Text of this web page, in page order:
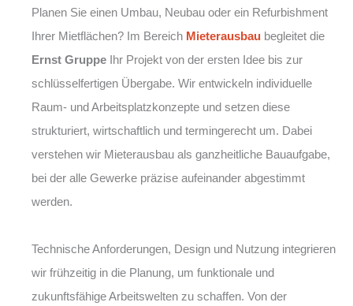
Planen Sie einen Umbau, Neubau oder ein Refurbishment
Ihrer Mietflächen? Im Bereich Mieterausbau begleitet die
Ernst Gruppe Ihr Projekt von der ersten Idee bis zur
schlüsselfertigen Übergabe. Wir entwickeln individuelle
Raum- und Arbeitsplatzkonzepte und setzen diese
strukturiert, wirtschaftlich und termingerecht um. Dabei
verstehen wir Mieterausbau als ganzheitliche Bauaufgabe,
bei der alle Gewerke präzise aufeinander abgestimmt
werden.
Technische Anforderungen, Design und Nutzung integrieren
wir frühzeitig in die Planung, um funktionale und
zukunftsfähige Arbeitswelten zu schaffen. Von der